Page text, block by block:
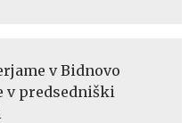
v Bidnovo
v predsedniški